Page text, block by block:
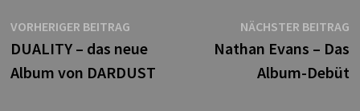
Beitragsnavigation
VORHERIGER BEITRAGVorheriger
Beitrag:
DUALITY – das neue
Album von DARDUST
NÄCHSTER BEITRAG
Nathan Evans – Das
Album-Debüt